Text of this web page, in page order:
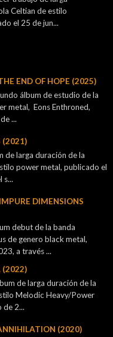
Celtian de estilo
el 25 de jun...
END OF HOPE (2025)
álbum de estudio de la
metal, Eons Enthroned,
...
(2021)
de larga duración de la
power metal, publicado el
s...
DIMENSIONS
debut de la banda
de genero black metal,
a través ...
(2022)
de larga duración de la
Melodic Heavy/Power
de 2...
(2020)